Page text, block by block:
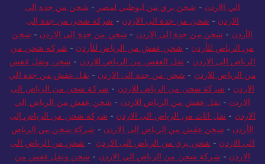
الي الاردن - شحن بري من ابوظبي لمصر - شحن من جدة الى
الاردن - شحن من جدة الى الاردن - شركة شحن من جدة إلى
الأردن - شحن من جدة الى الاردن - شحن من جدة الى الاردن - شحن
من الرياض للأردن - شحن عفش من الرياض للأردن - شركة شحن من
الرياض الى الاردن - نقل العفش من الرياض للاردن - شحن ونقل عفش
من الرياض للاردن - شحن من جدة الى الاردن - نقل عفش من جدة الي
الاردن - شركة شحن من الرياض للاردن - شركة شحن من الرياض الى
الاردن - نقل عفش من الرياض للاردن - شحن عفش من الرياض الي
الاردن - نقل اثاث من الرياض الى الاردن - شركة شحن من الرياض إلى
الأردن - شحن عفش من الرياض الى الاردن - شركة شحن من الرياض
الي الاردن - شحن بري من الرياض الى الاردن - شحن من الرياض الى
الاردن - شركة شحن من الرياض الي الاردن - شحن ونقل عفش من